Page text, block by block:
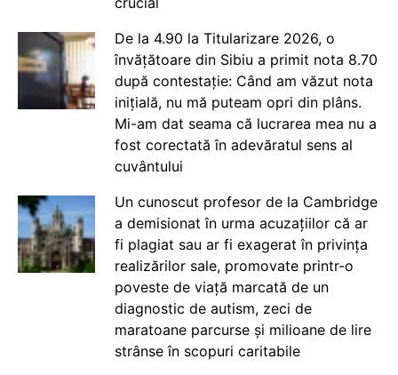
De la 4.90 la Titularizare 2026, o
învățătoare din Sibiu a primit nota 8.70
după contestație: Când am văzut nota
inițială, nu mă puteam opri din plâns.
Mi-am dat seama că lucrarea mea nu a
fost corectată în adevăratul sens al
cuvântului
Un cunoscut profesor de la Cambridge
a demisionat în urma acuzațiilor că ar
fi plagiat sau ar fi exagerat în privința
realizărilor sale, promovate printr-o
poveste de viață marcată de un
diagnostic de autism, zeci de
maratoane parcurse și milioane de lire
strânse în scopuri caritabile